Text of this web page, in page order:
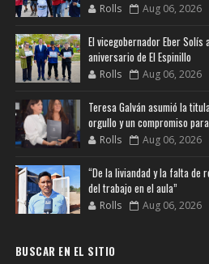
Rolls Aug 06, 2026
El vicegobernador Eber Solís
aniversario de El Espinillo
Rolls Aug 06, 2026
Teresa Galván asumió la
orgullo y un compromiso
Rolls Aug 06, 2026
“De la liviandad y la falta de
del trabajo en el aula”
Rolls Aug 06, 2026
BUSCAR EN EL SITIO